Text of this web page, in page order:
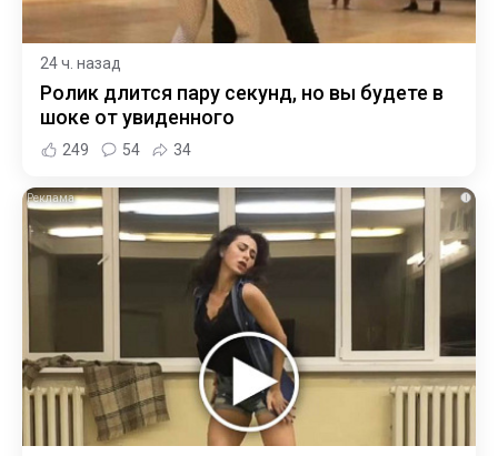
24 ч. назад
Ролик длится пару секунд, но вы будете в
шоке от увиденного
249 54 34
i